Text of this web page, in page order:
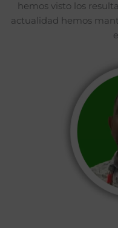
hemos visto los
actualidad hemos